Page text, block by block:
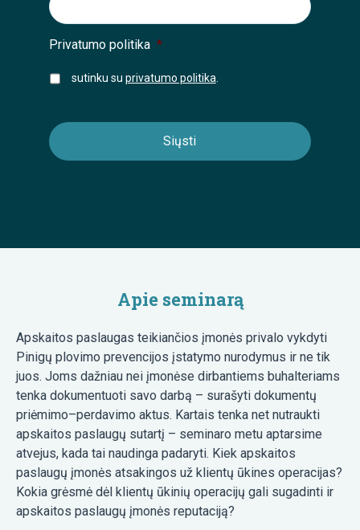
Privatumo politika *
sutinku su privatumo politika
Apie seminarą
Apskaitos paslaugas teikiančios įmonės privalo vykdyti
Pinigų plovimo prevencijos įstatymo nurodymus ir ne tik
juos. Joms dažniau nei įmonėse dirbantiems buhalteriams
tenka dokumentuoti savo darbą – surašyti dokumentų
priėmimo–perdavimo aktus. Kartais tenka net nutraukti
apskaitos paslaugų sutartį – seminaro metu aptarsime
atvejus, kada tai naudinga padaryti. Kiek apskaitos
paslaugų įmonės atsakingos už klientų ūkines operacijas?
Kokia grėsmė dėl klientų ūkinių operacijų gali sugadinti ir
apskaitos paslaugų įmonės reputaciją?